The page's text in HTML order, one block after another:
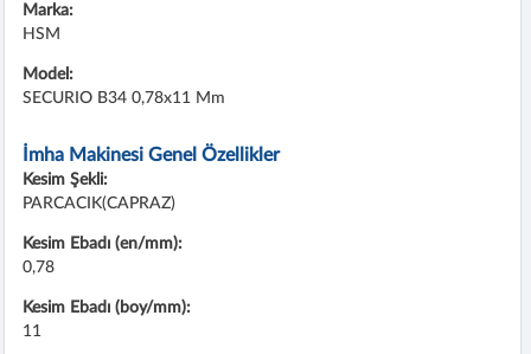
Marka:
HSM
Model:
SECURIO B34 0,78x11 Mm
İmha Makinesi Genel Özellikler
Kesim Şekli:
PARCACIK(CAPRAZ)
Kesim Ebadı (en/mm):
0,78
Kesim Ebadı (boy/mm):
11